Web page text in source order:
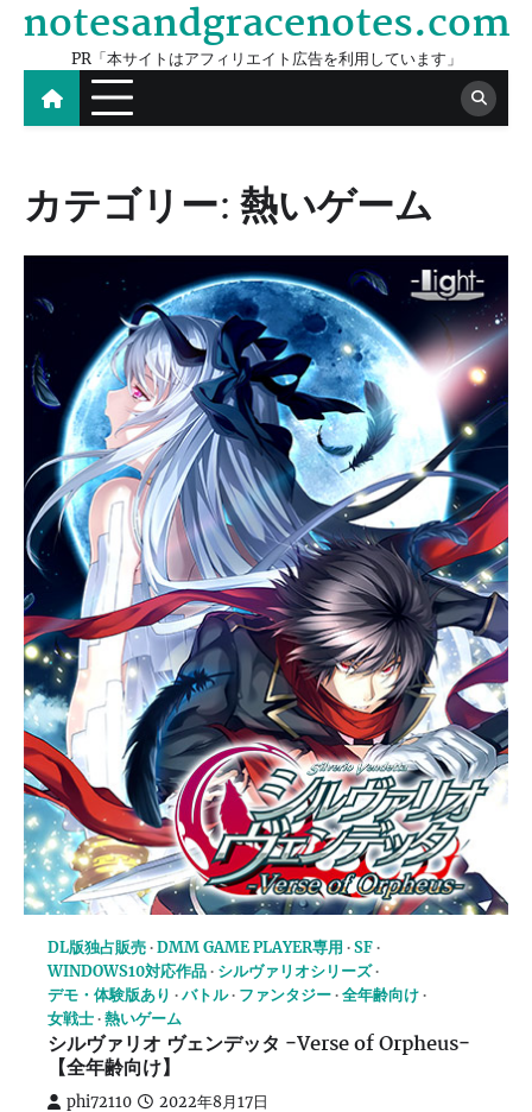
Skip
content
notesandgracenotes.com
PR「本サイトはアフィリエイト広告を利用しています」
カテゴリー:熱いゲーム
DL版独占販売 DMM GAME PLAYER専用
SF
WINDOWS10対応作品
シルヴァリオシリーズ
デモ・体験版あり
バトル ファンタジー 全年齢向け
女戦士 熱いゲーム
シルヴァリオ ヴェンデッタ −Verse of Orpheus−
【全年齢向け】
phi72110 2022年8月17日